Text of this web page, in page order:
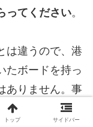
ってください。
は違うので、港
たボードを持っ
ありません。事
合流できるよう
トップ サイドバー